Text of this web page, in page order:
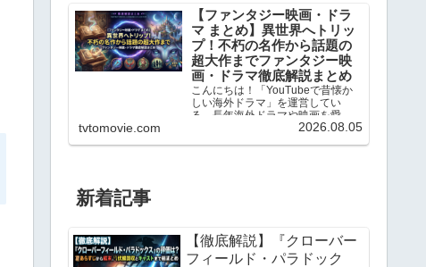
れ...
【ファンタジー映画・ドラ
マ まとめ】異世界へトリッ
プ！不朽の名作から話題の
超大作までファンタジー映
画・ドラマ徹底解説まとめ
こんにちは！「YouTubeで昔懐か
しい海外ドラマ」を運営してい
る、長年海外ドラマや映画を愛し
てやまない映画ファンのhero2018
tvtomovie.com 2026.08.05
新着記事
【徹底解説】『クローバー
フィールド・パラドック